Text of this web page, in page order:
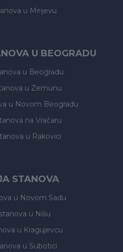
u Mirijevu
U BEOGRADU
u Beogradu
u Zemunu
u Novom Beogradu
na Vračaru
u Rakovici
STANOVA
u Novom Sadu
u Nišu
u Kragujevcu
u Subotici